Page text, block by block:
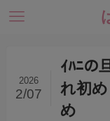
ｲﾊﾆの
れ初
め
2026
2/07